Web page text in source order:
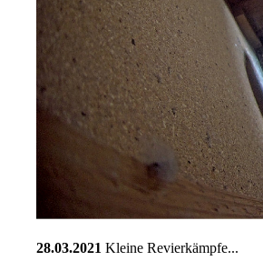
28.03.2021 Kleine Revierkämpfe...